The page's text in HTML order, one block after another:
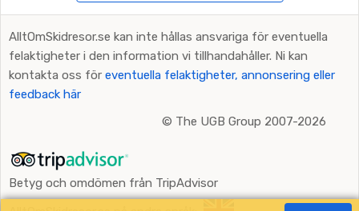
AlltOmSkidresor.se kan inte hållas ansvariga för eventuella
felaktigheter i den information vi tillhandahåller. Ni kan
kontakta oss för eventuella felaktigheter, annonsering eller
feedback här
© The UGB Group 2007-2026
Betyg och omdömen från TripAdvisor